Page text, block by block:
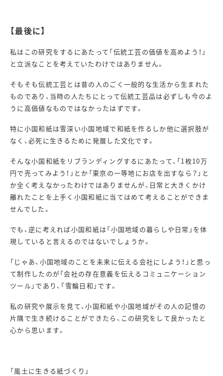
【最後に】
私はこの研究をするにあたって「伝統工芸の価値を高めよう！」
と立派なことを考えていたわけではありません。
そもそも伝統工芸とは昔の人のごく一般的な生活から生まれた
ものであり、当時の人たちにとって伝統工芸品は必ずしも今のよ
うに高価値なものではなかったはずです。
特に小国和紙は雪深い小国地域で和紙を作るしか他に選択肢が
なく、必死に生きるために発展した文化です。
そんな小国和紙をリブランディングするにあたって、「1枚10万
円で売ってみよう！」とか「東京の一等地にお店を出すなら？」と
か全く考えなかったわけではありませんが、日常と大きくかけ
離れたことを上手く小国和紙に当てはめて考えることができま
せんでした。
でも、逆に考えれば小国和紙は「小国地域の暮らしや日常」を体
現していると言えるのではないでしょうか。
「じゃあ、小国地域のことを未来に伝える会社にしよう！」と思っ
て制作したのが「会社の存在意義を伝えるコミュニケーション
ツール」であり、「雪輪日和」です。
私の研究や展示を見て、小国和紙や小国地域がその人の記憶の
片隅で生き続けることができたら、この研究をして良かったと
心から思います。
「風土に生きる紙づくり」